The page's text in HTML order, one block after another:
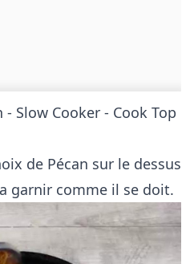
Slow Cooker - Cook Top
de Pécan sur le dessus
garnir comme il se doit.